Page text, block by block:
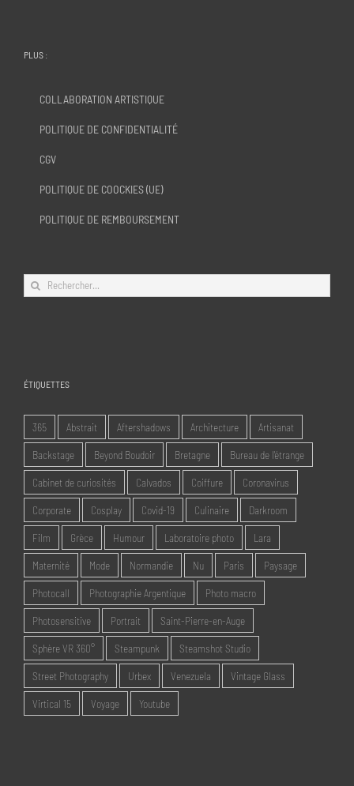
PLUS :
COLLABORATION ARTISTIQUE
POLITIQUE DE CONFIDENTIALITÉ
CGV
POLITIQUE DE COOCKIES (UE)
POLITIQUE DE REMBOURSEMENT
Rechercher:
ÉTIQUETTES
365 Abstrait Aftershadows Architecture Artisanat
Backstage Beyond Boudoir Bretagne Bureau de l'étrange
Cabinet de curiosités Calvados Coiffure Coronavirus
Corporate Cosplay Covid-19 Culinaire Darkroom
Film Grèce Humour Laboratoire photo Lara
Maternité Mode Normandie Nu Paris Paysage
Photocall Photographie Argentique Photo macro
Photosensitive Portrait Saint-Pierre-en-Auge
Sphère VR 360° Steampunk Steamshot Studio
Street Photography Urbex Venezuela Vintage Glass
Virtical 15 Voyage Youtube